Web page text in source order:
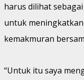
harus dilihat
untuk
kemakmuran
“Untuk itu saya